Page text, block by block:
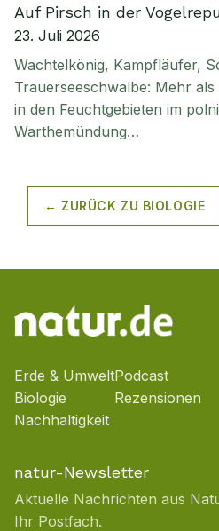
Auf Pirsch in der
23. Juli 2026
Wachtelkönig, Kampfläufer,
Trauerseeschwalbe: Mehr
in den Feuchtgebieten im
Warthemündung…
← ZURÜCK ZU BIOLOGIE
Erde & Umwelt
Biologie
Nachhaltigkeit
Podcast
Rezensionen
natur-Newsletter
Aktuelle Nachrichten aus
Ihr Postfach.